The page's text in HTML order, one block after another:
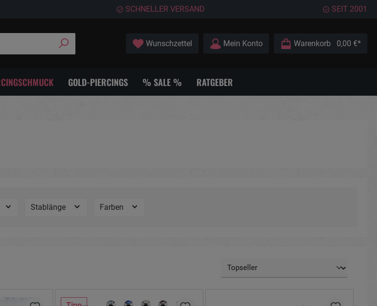
SCHNELLER VERSAND SEIT 2001
Wunschzettel Mein Konto Warenkorb 0,00 €*
GOLD-PIERCINGS % SALE % RATGEBER
Stablänge Farben